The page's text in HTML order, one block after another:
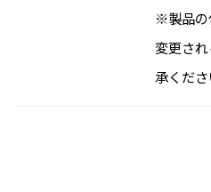
※製品の
変更さ
承くださ